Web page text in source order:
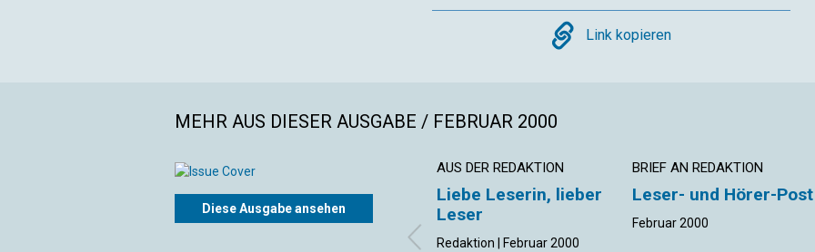
Copy
Link kopieren
MEHR AUS DIESER AUSGABE / FEBRUAR 2000
Diese Ausgabe ansehen
AUS DER REDAKTION
Liebe Leserin, lieber
Leser
Redaktion | Februar 2000
BRIEF AN REDAKTION
Leser- und Hörer-Post
Februar 2000